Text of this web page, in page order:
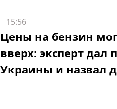
15:56
Цены на бензин
вверх: эксперт дал
Украины и назвал